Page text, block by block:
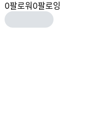
0팔로워 0팔로잉